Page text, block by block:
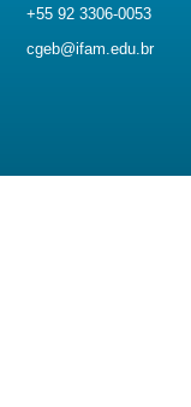
+55 92 3306-0053
cgeb@ifam.edu.br